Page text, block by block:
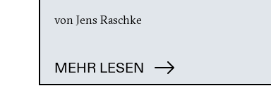
von Jens Raschke
MEHR LESEN